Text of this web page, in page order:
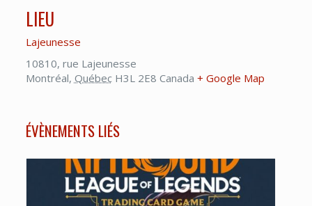
LIEU
Lajeunesse
10810, rue Lajeunesse
Montréal, Québec H3L 2E8 Canada + Google Map
ÉVÈNEMENTS LIÉS